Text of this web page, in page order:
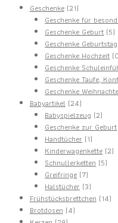
Geschenke 2121
Produkte
Geschenke für
Geschenke Geburt 55
Geschenke Geburtstag
Geschenke Hochzeit 0
Geschenke
Geschenke Taufe,
Geschenke
Babyartikel 2424
Produkte
Babyspielzeug 22
Geschenke zur Geburt
Handtücher 11
Produkt
Kinderwagenkette 22
Schnullerketten 55
Greifringe 77
Produkte
Halstücher 33
Produkte
Frühstücksbrettchen 1414
Brotdosen 44